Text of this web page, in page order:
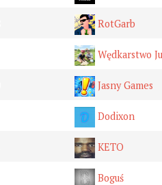
RotGarb
Wędkarstwo
Jasny Games
Dodixon
KETO
Boguś